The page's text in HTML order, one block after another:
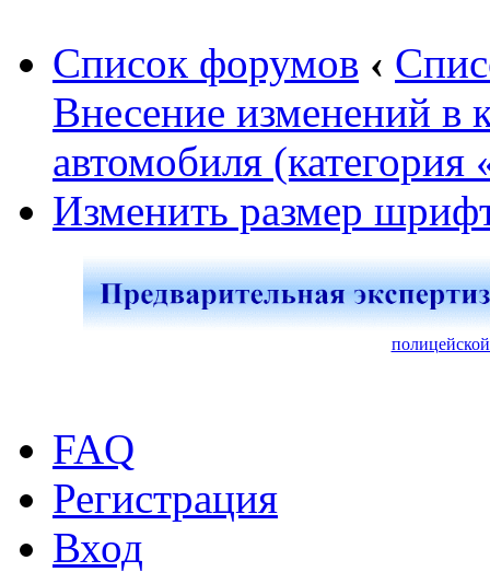
Список форумов ‹
Внесение изменений в
автомобиля (категория
Изменить размер
FAQ
Регистрация
Вход